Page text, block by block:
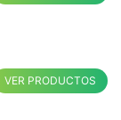
VER PRODUCTOS